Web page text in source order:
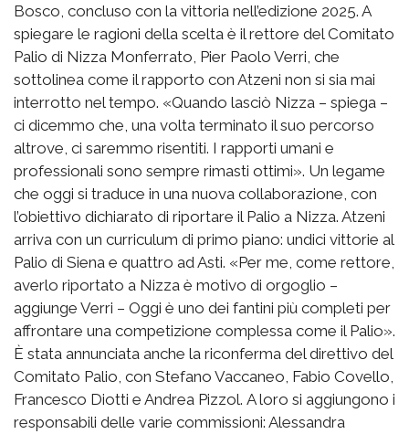
Bosco, concluso con la vittoria nell’edizione 2025. A
spiegare le ragioni della scelta è il rettore del Comitato
Palio di Nizza Monferrato, Pier Paolo Verri, che
sottolinea come il rapporto con Atzeni non si sia mai
interrotto nel tempo. «Quando lasciò Nizza – spiega –
ci dicemmo che, una volta terminato il suo percorso
altrove, ci saremmo risentiti. I rapporti umani e
professionali sono sempre rimasti ottimi». Un legame
che oggi si traduce in una nuova collaborazione, con
l’obiettivo dichiarato di riportare il Palio a Nizza. Atzeni
arriva con un curriculum di primo piano: undici vittorie al
Palio di Siena e quattro ad Asti. «Per me, come rettore,
averlo riportato a Nizza è motivo di orgoglio –
aggiunge Verri – Oggi è uno dei fantini più completi per
affrontare una competizione complessa come il Palio».
È stata annunciata anche la riconferma del direttivo del
Comitato Palio, con Stefano Vaccaneo, Fabio Covello,
Francesco Diotti e Andrea Pizzol. A loro si aggiungono i
responsabili delle varie commissioni: Alessandra